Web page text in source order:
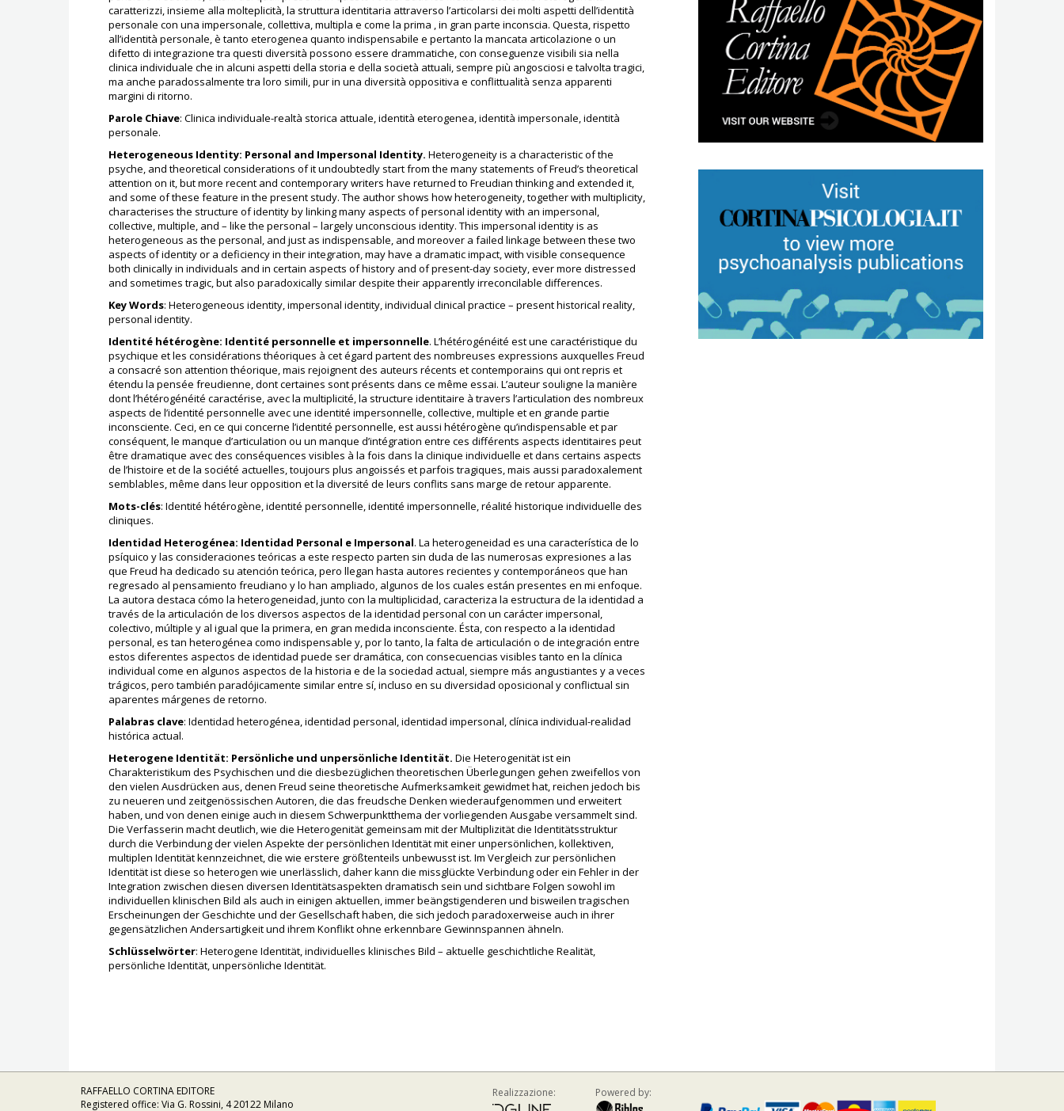
caratterizzi, insieme alla molteplicità, la struttura identitaria attraverso l’articolarsi dei molti aspetti dell’identità
personale con una impersonale, collettiva, multipla e come la prima , in gran parte inconscia. Questa, rispetto
all’identità personale, è tanto eterogenea quanto indispensabile e pertanto la mancata articolazione o un
difetto di integrazione tra questi diversità possono essere drammatiche, con conseguenze visibili sia nella
clinica individuale che in alcuni aspetti della storia e della società attuali, sempre più angosciosi e talvolta tragici,
ma anche paradossalmente tra loro simili, pur in una diversità oppositiva e conflittualità senza apparenti
margini di ritorno.
Parole Chiave: Clinica individuale-realtà storica attuale, identità eterogenea, identità impersonale, identità
personale.
Heterogeneous Identity: Personal and Impersonal Identity. Heterogeneity is a characteristic of the
psyche, and theoretical considerations of it undoubtedly start from the many statements of Freud’s theoretical
attention on it, but more recent and contemporary writers have returned to Freudian thinking and extended it,
and some of these feature in the present study. The author shows how heterogeneity, together with multiplicity,
characterises the structure of identity by linking many aspects of personal identity with an impersonal,
collective, multiple, and – like the personal – largely unconscious identity. This impersonal identity is as
heterogeneous as the personal, and just as indispensable, and moreover a failed linkage between these two
aspects of identity or a deficiency in their integration, may have a dramatic impact, with visible consequence
both clinically in individuals and in certain aspects of history and of present-day society, ever more distressed
and sometimes tragic, but also paradoxically similar despite their apparently irreconcilable differences.
Key Words: Heterogeneous identity, impersonal identity, individual clinical practice – present historical reality,
personal identity.
Identité hétérogène: Identité personnelle et impersonnelle. L’hétérogénéité est une caractéristique du
psychique et les considérations théoriques à cet égard partent des nombreuses expressions auxquelles Freud
a consacré son attention théorique, mais rejoignent des auteurs récents et contemporains qui ont repris et
étendu la pensée freudienne, dont certaines sont présents dans ce même essai. L’auteur souligne la manière
dont l’hétérogénéité caractérise, avec la multiplicité, la structure identitaire à travers l’articulation des nombreux
aspects de l’identité personnelle avec une identité impersonnelle, collective, multiple et en grande partie
inconsciente. Ceci, en ce qui concerne l’identité personnelle, est aussi hétérogène qu’indispensable et par
conséquent, le manque d’articulation ou un manque d’intégration entre ces différents aspects identitaires peut
être dramatique avec des conséquences visibles à la fois dans la clinique individuelle et dans certains aspects
de l’histoire et de la société actuelles, toujours plus angoissés et parfois tragiques, mais aussi paradoxalement
semblables, même dans leur opposition et la diversité de leurs conflits sans marge de retour apparente.
Mots-clés: Identité hétérogène, identité personnelle, identité impersonnelle, réalité historique individuelle des
cliniques.
Identidad Heterogénea: Identidad Personal e Impersonal. La heterogeneidad es una característica de lo
psíquico y las consideraciones teóricas a este respecto parten sin duda de las numerosas expresiones a las
que Freud ha dedicado su atención teórica, pero llegan hasta autores recientes y contemporáneos que han
regresado al pensamiento freudiano y lo han ampliado, algunos de los cuales están presentes en mi enfoque.
La autora destaca cómo la heterogeneidad, junto con la multiplicidad, caracteriza la estructura de la identidad a
través de la articulación de los diversos aspectos de la identidad personal con un carácter impersonal,
colectivo, múltiple y al igual que la primera, en gran medida inconsciente. Ésta, con respecto a la identidad
personal, es tan heterogénea como indispensable y, por lo tanto, la falta de articulación o de integración entre
estos diferentes aspectos de identidad puede ser dramática, con consecuencias visibles tanto en la clínica
individual come en algunos aspectos de la historia e de la sociedad actual, siempre más angustiantes y a veces
trágicos, pero también paradójicamente similar entre sí, incluso en su diversidad oposicional y conflictual sin
aparentes márgenes de retorno.
Palabras clave: Identidad heterogénea, identidad personal, identidad impersonal, clínica individual-realidad
histórica actual.
Heterogene Identität: Persönliche und unpersönliche Identität. Die Heterogenität ist ein
Charakteristikum des Psychischen und die diesbezüglichen theoretischen Überlegungen gehen zweifellos von
den vielen Ausdrücken aus, denen Freud seine theoretische Aufmerksamkeit gewidmet hat, reichen jedoch bis
zu neueren und zeitgenössischen Autoren, die das freudsche Denken wiederaufgenommen und erweitert
haben, und von denen einige auch in diesem Schwerpunktthema der vorliegenden Ausgabe versammelt sind.
Die Verfasserin macht deutlich, wie die Heterogenität gemeinsam mit der Multiplizität die Identitätsstruktur
durch die Verbindung der vielen Aspekte der persönlichen Identität mit einer unpersönlichen, kollektiven,
multiplen Identität kennzeichnet, die wie erstere größtenteils unbewusst ist. Im Vergleich zur persönlichen
Identität ist diese so heterogen wie unerlässlich, daher kann die missglückte Verbindung oder ein Fehler in der
Integration zwischen diesen diversen Identitätsaspekten dramatisch sein und sichtbare Folgen sowohl im
individuellen klinischen Bild als auch in einigen aktuellen, immer beängstigenderen und bisweilen tragischen
Erscheinungen der Geschichte und der Gesellschaft haben, die sich jedoch paradoxerweise auch in ihrer
gegensätzlichen Andersartigkeit und ihrem Konflikt ohne erkennbare Gewinnspannen ähneln.
Schlüsselwörter: Heterogene Identität, individuelles klinisches Bild – aktuelle geschichtliche Realität,
persönliche Identität, unpersönliche Identität.
RAFFAELLO CORTINA EDITORE
Registered office: Via G. Rossini, 4 20122 Milano
Realizzazione: Powered by: